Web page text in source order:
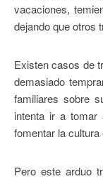
vacaciones,
dejando que otros
Existen casos de
demasiado
familiares sobre
intenta ir a tomar
fomentar la
Pero este arduo